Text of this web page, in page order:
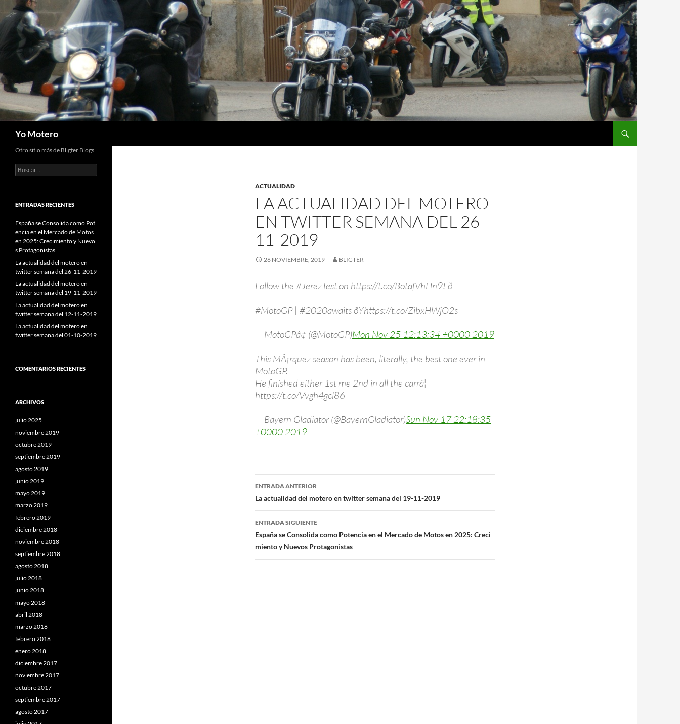
Saltar
al
contenido
Yo Motero
ACTUALIDAD
LA ACTUALIDAD DEL MOTERO
EN TWITTER SEMANA DEL 26-
11-2019
26 NOVIEMBRE, 2019 BLIGTER
Follow the #JerezTest on https://t.co/BotafVhHn9! ð
#MotoGP | #2020awaits ð¥https://t.co/ZibxHWjO2s
— MotoGPâ¢ (@MotoGP)Mon Nov 25 12:13:34 +0000 2019
This MÃ¡rquez season has been, literally, the best one ever in
MotoGP.
He finished either 1st me 2nd in all the carrâ¦
https://t.co/Vvgh4gcl86
— Bayern Gladiator (@BayernGladiator)Sun Nov 17 22:18:35
+0000 2019
Navegación
de
entradas
ENTRADA ANTERIOR
La actualidad del motero en twitter semana del 19-11-2019
ENTRADA SIGUIENTE
España se Consolida como Potencia en el Mercado de Motos en 2025: Creci
miento y Nuevos Protagonistas
Otro sitio más de Bligter Blogs
Buscar:
ENTRADAS RECIENTES
España se Consolida como Pot
encia en el Mercado de Motos
en 2025: Crecimiento y Nuevo
s Protagonistas
La actualidad del motero en
twitter semana del 26-11-2019
La actualidad del motero en
twitter semana del 19-11-2019
La actualidad del motero en
twitter semana del 12-11-2019
La actualidad del motero en
twitter semana del 01-10-2019
COMENTARIOS RECIENTES
ARCHIVOS
julio 2025
noviembre 2019
octubre 2019
septiembre 2019
agosto 2019
junio 2019
mayo 2019
marzo 2019
febrero 2019
diciembre 2018
noviembre 2018
septiembre 2018
agosto 2018
julio 2018
junio 2018
mayo 2018
abril 2018
marzo 2018
febrero 2018
enero 2018
diciembre 2017
noviembre 2017
octubre 2017
septiembre 2017
agosto 2017